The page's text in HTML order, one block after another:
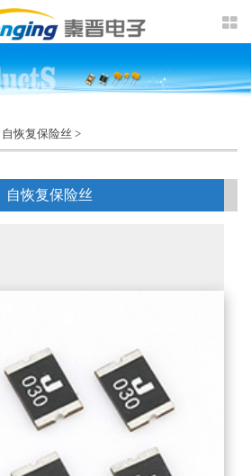
自恢复保险丝 >
自恢复保险丝